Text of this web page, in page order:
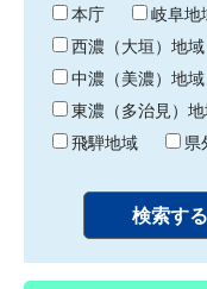
わ
り
本庁
岐阜地
西濃（大垣）地域
中濃（美濃）地域
東濃（多治見）
飛騨地域
県